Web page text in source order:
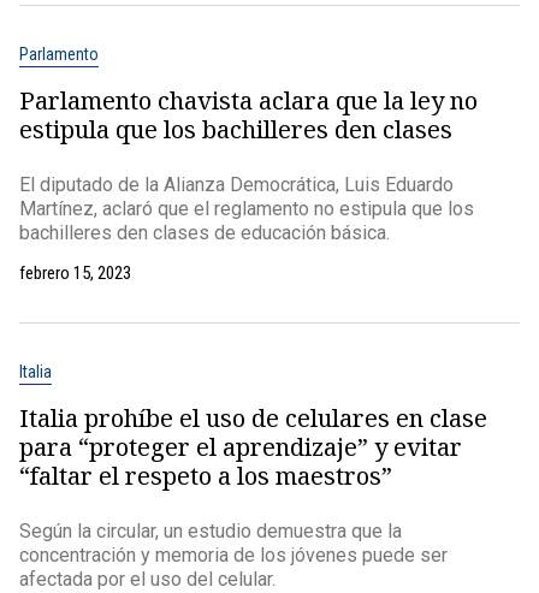
Parlamento
Parlamento chavista aclara que la ley no
estipula que los bachilleres den clases
El diputado de la Alianza Democrática, Luis Eduardo
Martínez, aclaró que el reglamento no estipula que los
bachilleres den clases de educación básica.
febrero 15, 2023
Italia
Italia prohíbe el uso de celulares en clase
para “proteger el aprendizaje” y evitar
“faltar el respeto a los maestros”
Según la circular, un estudio demuestra que la
concentración y memoria de los jóvenes puede ser
afectada por el uso del celular.